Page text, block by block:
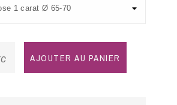
AJOUTER AU PANIER